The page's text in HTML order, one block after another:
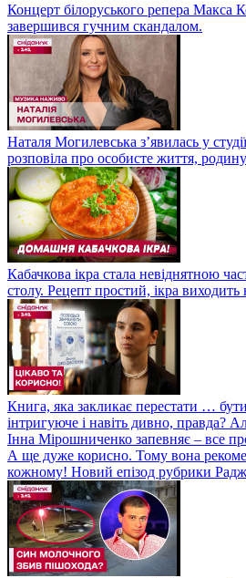
Концерт білоруського репера Макса
завершився гучним скандалом.
Наталя Могилевська з’явилась у
розповіла про особисте життя,
Кабачкова ікра стала невіднятною
столу. Рецепт простий, ікра
Книга, яка закликає перестати …
інтригуюче і навіть дивно, правда?
Інна Мірошниченко запевняє – все
А ще дуже корисно. Тому вона
кожному! Новий епізод рубрики